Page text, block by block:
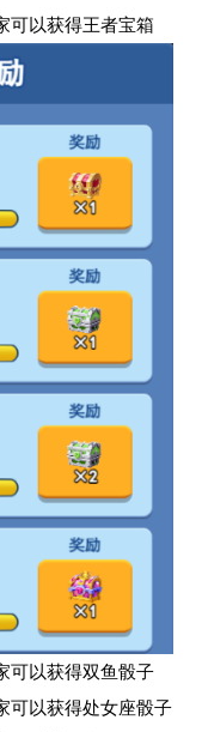
可以获得王者宝箱
可以获得双鱼骰子
可以获得处女座骰子